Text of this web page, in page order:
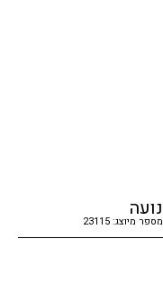
נועה
מספר מיוצג: 23115